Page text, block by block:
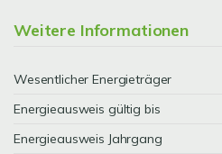
Weitere Informationen
Wesentlicher Energieträger
Energieausweis gültig bis
Energieausweis Jahrgang